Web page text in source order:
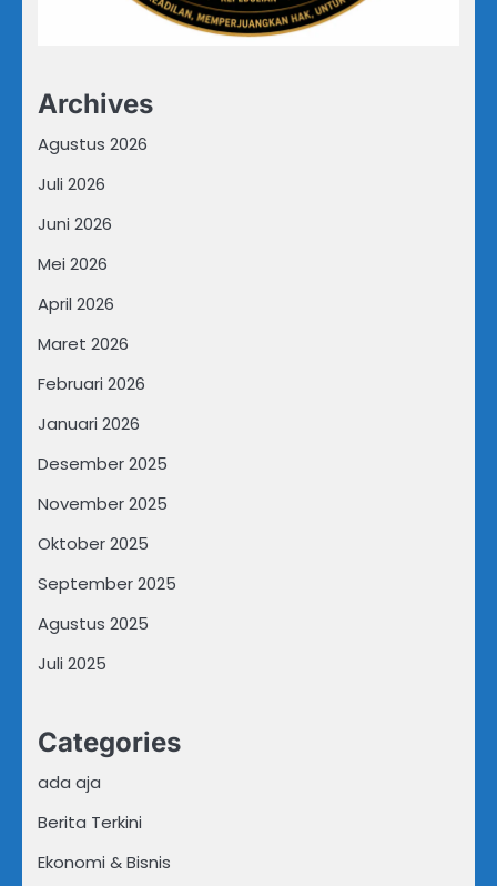
Archives
Agustus 2026
Juli 2026
Juni 2026
Mei 2026
April 2026
Maret 2026
Februari 2026
Januari 2026
Desember 2025
November 2025
Oktober 2025
September 2025
Agustus 2025
Juli 2025
Categories
ada aja
Berita Terkini
Ekonomi & Bisnis